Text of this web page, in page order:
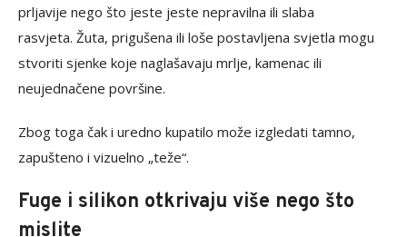
prljavije nego što jeste jeste nepravilna ili slaba
rasvjeta. Žuta, prigušena ili loše postavljena svjetla mogu
stvoriti sjenke koje naglašavaju mrlje, kamenac ili
neujednačene površine.
Zbog toga čak i uredno kupatilo može izgledati tamno,
zapušteno i vizuelno „teže“.
Fuge i silikon otkrivaju više nego što
mislite